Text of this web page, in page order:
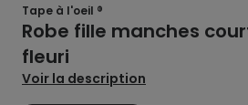
Tape à l'oeil ®
Robe fille manches
fleuri
Voir la description